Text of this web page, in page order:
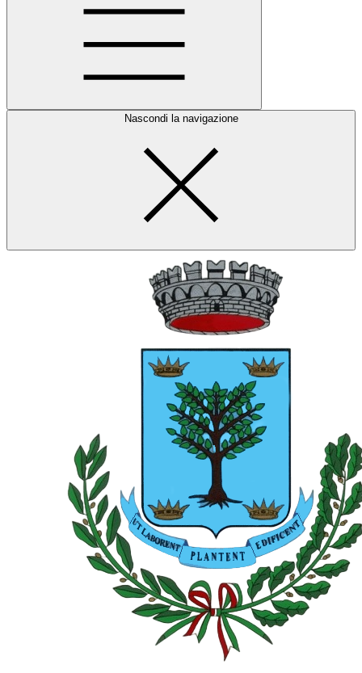
Nascondi la navigazione